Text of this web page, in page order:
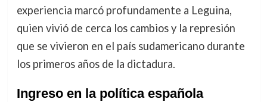
experiencia marcó profundamente a Leguina,
quien vivió de cerca los cambios y la represión
que se vivieron en el país sudamericano durante
los primeros años de la dictadura.
Ingreso en la política española